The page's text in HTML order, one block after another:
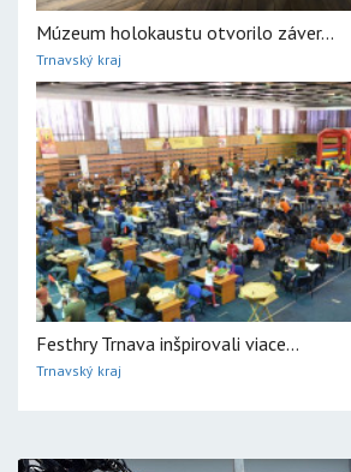
Múzeum holokaustu otvorilo záver...
Trnavský kraj
Festhry Trnava inšpirovali viace...
Trnavský kraj